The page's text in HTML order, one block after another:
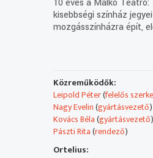
kisebbségi színház
mozgásszínházra épít,
Közreműködők:
Leipold Péter(felelős
Nagy Evelin(gyártásvezető)
Kovács Béla(gyártásvezető)
Pászti Rita(rendező)
Ortelius: